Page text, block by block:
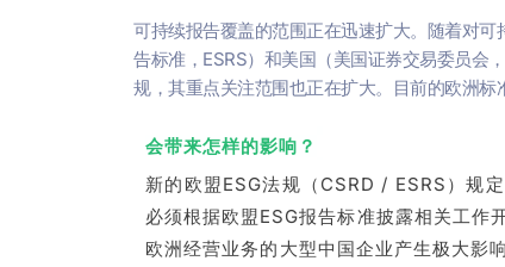
可持续报告覆盖的范围正在迅速扩大。 随着对可
告标准，ESRS）和美国（美国证券交易委员会
规，其重点关注范围也正在扩大。目前的欧洲标
会带来怎样的影响？
新的欧盟ESG法规（CSRD / ESRS）规
必须根据欧盟ESG报告标准披露相关工作
欧洲经营业务的大型中国企业产生极大影